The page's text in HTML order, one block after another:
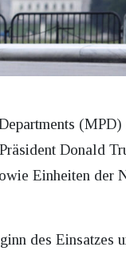
Donald
Einheiten der
des Einsatzes